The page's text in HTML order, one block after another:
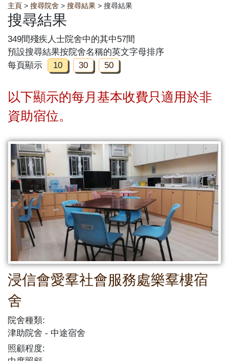
Breadcrumb
主頁 > 搜尋院舍 > 搜尋結果 > 搜尋結果
搜尋結果
349間殘疾人士院舍中的其中57間
預設搜尋結果按院舍名稱的英文字母排序
每頁顯示
10 30 50
以下顯示的每月基本收費只適用於非
資助宿位。
浸信會愛羣社會服務處樂羣樓宿
舍
院舍種類:
津助院舍
中途宿舍
照顧程度: